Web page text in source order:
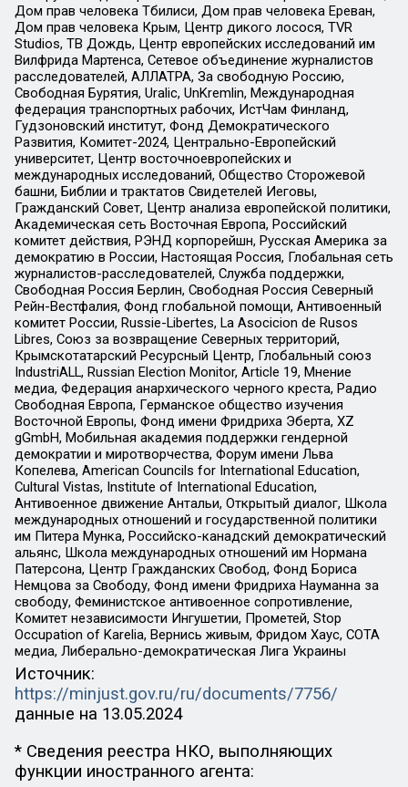
Дом прав человека Тбилиси, Дом прав человека Ереван,
Дом прав человека Крым, Центр дикого лосося, TVR
Studios, ТВ Дождь, Центр европейских исследований им
Вилфрида Мартенса, Сетевое объединение журналистов
расследователей, АЛЛАТРА, За свободную Россию,
Свободная Бурятия, Uralic, UnKremlin, Международная
федерация транспортных рабочих, ИстЧам Финланд,
Гудзоновский институт, Фонд Демократического
Развития, Комитет-2024, Центрально-Европейский
университет, Центр восточноевропейских и
международных исследований, Общество Сторожевой
башни, Библии и трактатов Свидетелей Иеговы,
Гражданский Совет, Центр анализа европейской политики,
Академическая сеть Восточная Европа, Российский
комитет действия, РЭНД корпорейшн, Русская Америка за
демократию в России, Настоящая Россия, Глобальная сеть
журналистов-расследователей, Служба поддержки,
Свободная Россия Берлин, Свободная Россия Северный
Рейн-Вестфалия, Фонд глобальной помощи, Антивоенный
комитет России, Russie-Libertes, La Asocicion de Rusos
Libres, Союз за возвращение Северных территорий,
Крымскотатарский Ресурсный Центр, Глобальный союз
IndustriALL, Russian Election Monitor, Article 19, Мнение
медиа, Федерация анархического черного креста, Радио
Свободная Европа, Германское общество изучения
Восточной Европы, Фонд имени Фридриха Эберта, XZ
gGmbH, Мобильная академия поддержки гендерной
демократии и миротворчества, Форум имени Льва
Копелева, American Councils for International Education,
Cultural Vistas, Institute of International Education,
Антивоенное движение Антальи, Открытый диалог, Школа
международных отношений и государственной политики
им Питера Мунка, Российско-канадский демократический
альянс, Школа международных отношений им Нормана
Патерсона, Центр Гражданских Свобод, Фонд Бориса
Немцова за Свободу, Фонд имени Фридриха Науманна за
свободу, Феминистское антивоенное сопротивление,
Комитет независимости Ингушетии, Прометей, Stop
Occupation of Karelia, Вернись живым, Фридом Хаус, СОТА
медиа, Либерально-демократическая Лига Украины
Источник:
https://minjust.gov.ru/ru/documents/7756/
данные на 13.05.2024
* Сведения реестра НКО, выполняющих
функции иностранного агента: